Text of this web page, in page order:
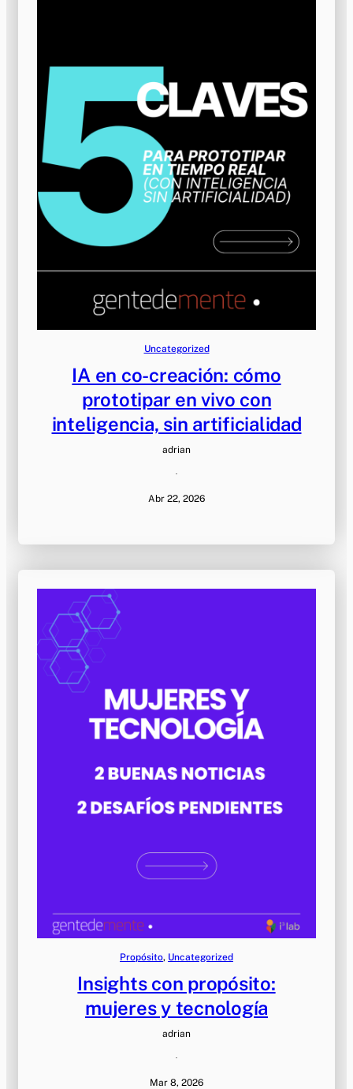
Uncategorized
IA en co-creación: cómo
prototipar en vivo con
inteligencia, sin artificialidad
adrian
·
Abr 22, 2026
Propósito, Uncategorized
Insights con propósito:
mujeres y tecnología
adrian
·
Mar 8, 2026